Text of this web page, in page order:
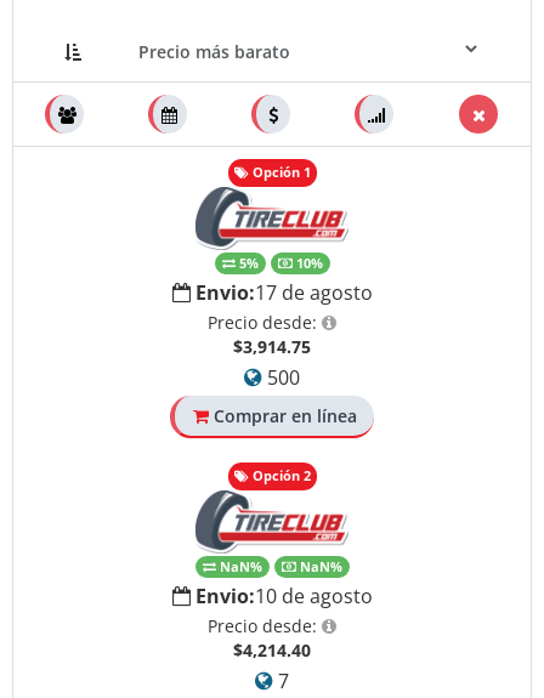
Opción 1
5% 10%
Envio:17 de agosto
Precio desde:
$3,914.75
500
Comprar en línea
Opción 2
NaN% NaN%
Envio:10 de agosto
Precio desde:
$4,214.40
7